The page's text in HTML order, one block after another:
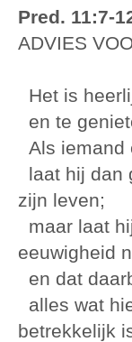
Pred. 11:7-
ADVIES
Het is
en te
Als iemand
laat hij dan
zijn leven;
maar laat
eeuwigheid
en dat
alles wat
betrekkelijk